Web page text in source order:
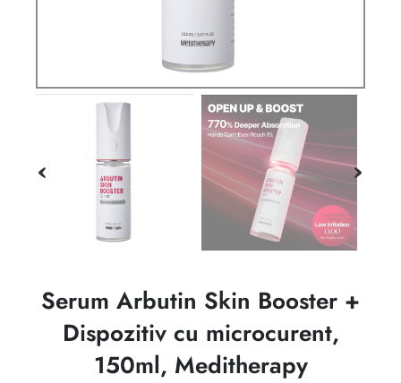
Serum Arbutin Skin Booster +
Dispozitiv cu microcurent,
150ml, Meditherapy